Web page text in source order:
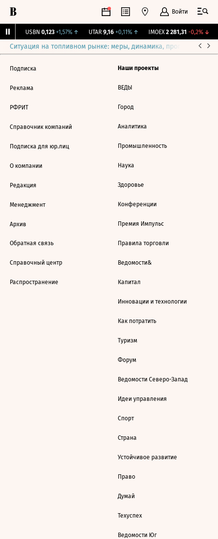
Войти
USBN 0,123 +1,57%↑ UTAR 9,16 +0,11%↑ IMOEX 2 281,31 -0,2%↓
Ситуация на топливном рынке: меры, динамика, прогнозы
Подписка
Реклама
РФРИТ
Справочник компаний
Подписка для юр.лиц
О компании
Редакция
Менеджмент
Архив
Обратная связь
Справочный центр
Распространение
Наши проекты
ВЕДЫ
Город
Аналитика
Промышленность
Наука
Здоровье
Конференции
Премия Импульс
Правила торговли
Ведомости&
Капитал
Инновации и технологии
Как потратить
Туризм
Форум
Ведомости Северо-Запад
Идеи управления
Спорт
Страна
Устойчивое развитие
Право
Думай
Техуспех
Ведомости Юг